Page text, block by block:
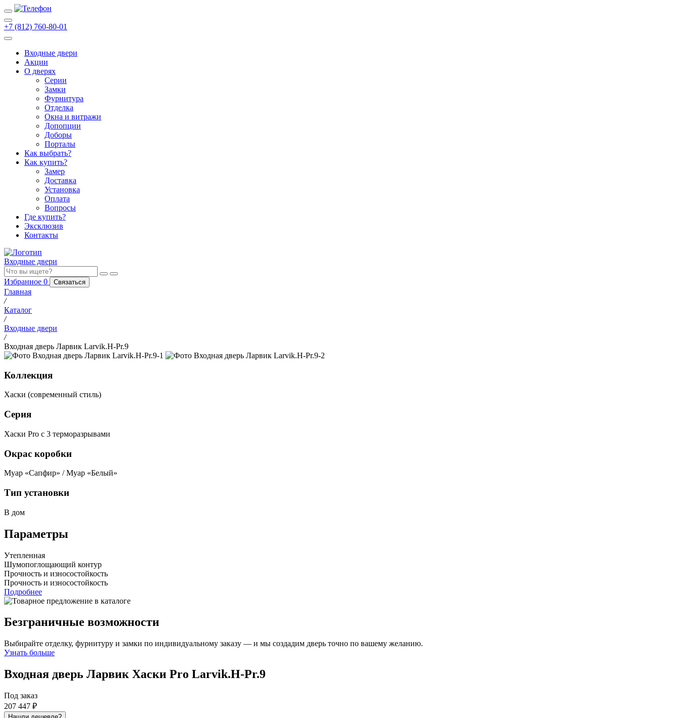
+7 (812) 760-80-01
Входные двери
Акции
О дверях
Cерии
Замки
Фурнитура
Отделка
Окна и витражи
Допопции
Доборы
Порталы
Как выбрать?
Как купить?
Замер
Доставка
Установка
Оплата
Вопросы
Где купить?
Эксклюзив
Контакты
Входные двери
Избранное 0 Связаться
Главная
/
Каталог
/
Входные двери
/
Входная дверь Ларвик Larvik.H-Pr.9
Коллекция
Хаски (современный стиль)
Серия
Хаски Pro с 3 терморазрывами
Окрас коробки
Муар «Сапфир» / Муар «Белый»
Тип установки
В дом
Параметры
Утепленная
Шумопоглощающий контур
Прочность и износостойкость
Прочность и износостойкость
Подробнее
Безграничные возможности
Выбирайте отделку, фурнитуру и замки по индивидуальному заказу — и мы создадим дверь точно по вашему желанию.
Узнать больше
Входная дверь Ларвик Хаски Pro Larvik.H-Pr.9
Под заказ
207 447 ₽